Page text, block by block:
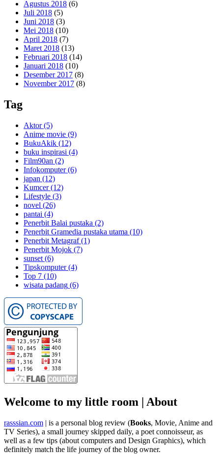
Agustus 2018 (6)
Juli 2018 (5)
Juni 2018 (3)
Mei 2018 (10)
April 2018 (7)
Maret 2018 (13)
Februari 2018 (14)
Januari 2018 (10)
Desember 2017 (8)
November 2017 (8)
Tag
Aktor(5)
Anime movie (9)
BukuAkik (12)
buku inspirasi (4)
Film90an (2)
Infokomputer(6)
japan (12)
Kumcer(12)
Lifestyle (3)
novel (26)
pantai (4)
Penerbit Balai pustaka (2)
Penerbit Gramedia pustaka utama (10)
Penerbit Metagraf(1)
Penerbit Mojok (7)
sunset (6)
Tipskomputer(4)
Top 7 (10)
wisata padang (6)
Welcome to my little room | About
rasssian.com | is a personal blog review (Books, Movie, Anime and
TV Series), a small journey skipped daily, a poet connoisseur, as
well as a few tips (about computers and Design Graphics), which
definitely match the life journey of the blog owner.